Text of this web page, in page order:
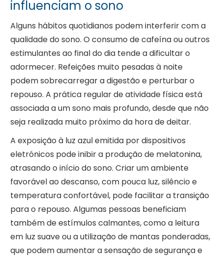
influenciam o sono
Alguns hábitos quotidianos podem interferir com a
qualidade do sono. O consumo de cafeína ou outros
estimulantes ao final do dia tende a dificultar o
adormecer. Refeições muito pesadas à noite
podem sobrecarregar a digestão e perturbar o
repouso. A prática regular de atividade física está
associada a um sono mais profundo, desde que não
seja realizada muito próximo da hora de deitar.
A exposição à luz azul emitida por dispositivos
eletrónicos pode inibir a produção de melatonina,
atrasando o início do sono. Criar um ambiente
favorável ao descanso, com pouca luz, silêncio e
temperatura confortável, pode facilitar a transição
para o repouso. Algumas pessoas beneficiam
também de estímulos calmantes, como a leitura
em luz suave ou a utilização de mantas ponderadas,
que podem aumentar a sensação de segurança e